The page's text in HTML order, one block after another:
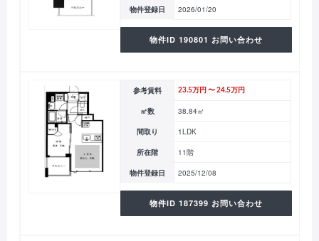
物件登録日 2026/01/20
物件ID 190801 お問い合わせ
参考賃料 23.5万円 〜 24.5万円
㎡数 38.84㎡
間取り 1LDK
所在階 11階
物件登録日 2025/12/08
物件ID 187399 お問い合わせ